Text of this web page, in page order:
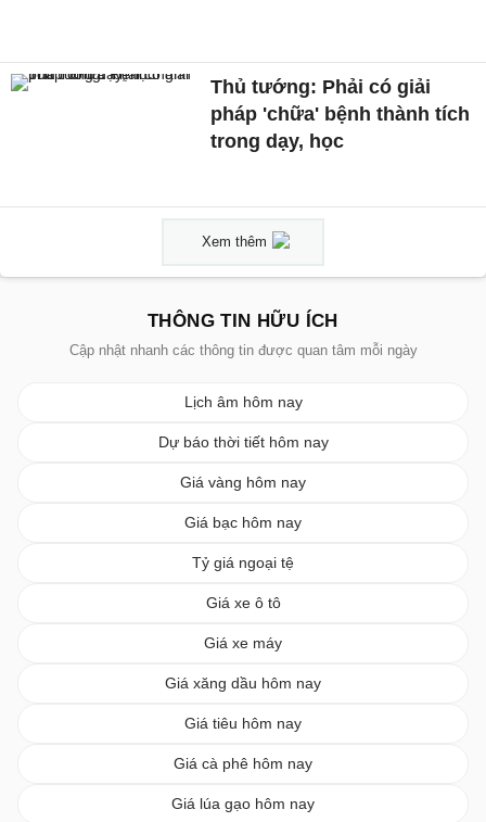
Thủ tướng: Phải có giải
pháp 'chữa' bệnh thành tích
trong dạy, học
Xem thêm
THÔNG TIN HỮU ÍCH
Cập nhật nhanh các thông tin được quan tâm mỗi ngày
Lịch âm hôm nay
Dự báo thời tiết hôm nay
Giá vàng hôm nay
Giá bạc hôm nay
Tỷ giá ngoại tệ
Giá xe ô tô
Giá xe máy
Giá xăng dầu hôm nay
Giá tiêu hôm nay
Giá cà phê hôm nay
Giá lúa gạo hôm nay